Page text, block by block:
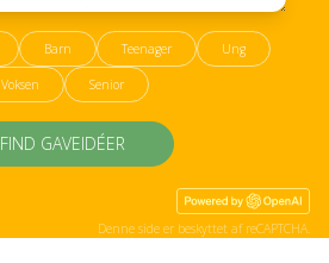
Barn Teenager Ung
Voksen Senior
FIND GAVEIDÉER
Denne side er beskyttet af reCAPTCHA.